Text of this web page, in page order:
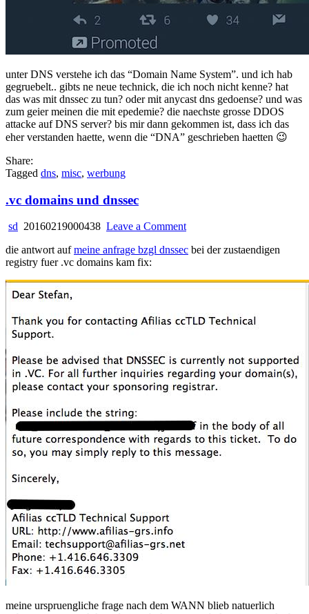
unter DNS verstehe ich das “Domain Name System”. und ich hab
gegruebelt.. gibts ne neue technick, die ich noch nicht kenne? hat
das was mit dnssec zu tun? oder mit anycast dns gedoense? und was
zum geier meinen die mit epedemie? die naechste grosse DDOS
attacke auf DNS server? bis mir dann gekommen ist, dass ich das
eher verstanden haette, wenn die “DNA” geschrieben haetten 😉
Share:
Tagged dns, misc, werbung
.vc domains und dnssec
sd 20160219000438 Leave a Commenton
domains
die antwort aufmeine anfrage bzgl dnssec bei der zustaendigen
registry fuer .vc domains kam fix:
meine urspruengliche frage nach dem WANN blieb natuerlich